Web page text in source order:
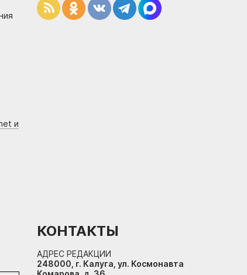
и
КОНТАКТЫ
АДРЕС РЕДАКЦИИ
248000, г. Калуга, ул. Космонавта